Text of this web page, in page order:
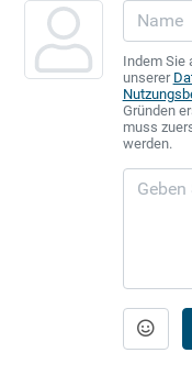
Indem Sie
unserer
Gründen
muss
werden.